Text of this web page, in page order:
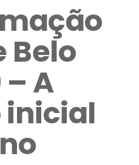
Belo
A
inicial